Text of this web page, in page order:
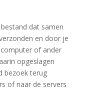
dat samen
en door je
of ander
opgeslagen
bezoek terug
of naar de servers